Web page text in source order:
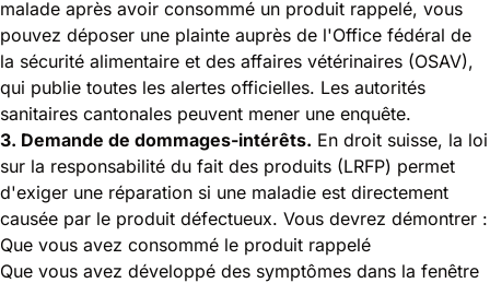
malade après avoir consommé un produit rappelé, vous
pouvez déposer une plainte auprès de l'Office fédéral de
la sécurité alimentaire et des affaires vétérinaires (OSAV),
qui publie toutes les alertes officielles. Les autorités
sanitaires cantonales peuvent mener une enquête.
3. Demande de dommages-intérêts. En droit suisse, la loi
sur la responsabilité du fait des produits (LRFP) permet
d'exiger une réparation si une maladie est directement
causée par le produit défectueux. Vous devrez démontrer :
Que vous avez consommé le produit rappelé
Que vous avez développé des symptômes dans la fenêtre